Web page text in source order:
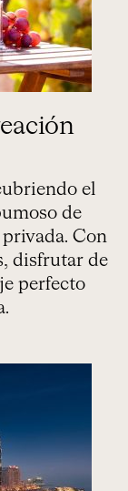
el
de
Con
disfrutar de
perfecto